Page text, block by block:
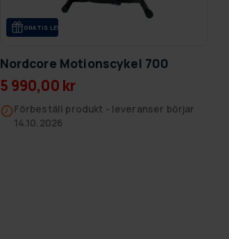
GRA­TIS LE­VE­RANS
Nordcore Motionscykel 700
5 990,00 kr
Förbeställ produkt - leveranser börjar
14.10.2026